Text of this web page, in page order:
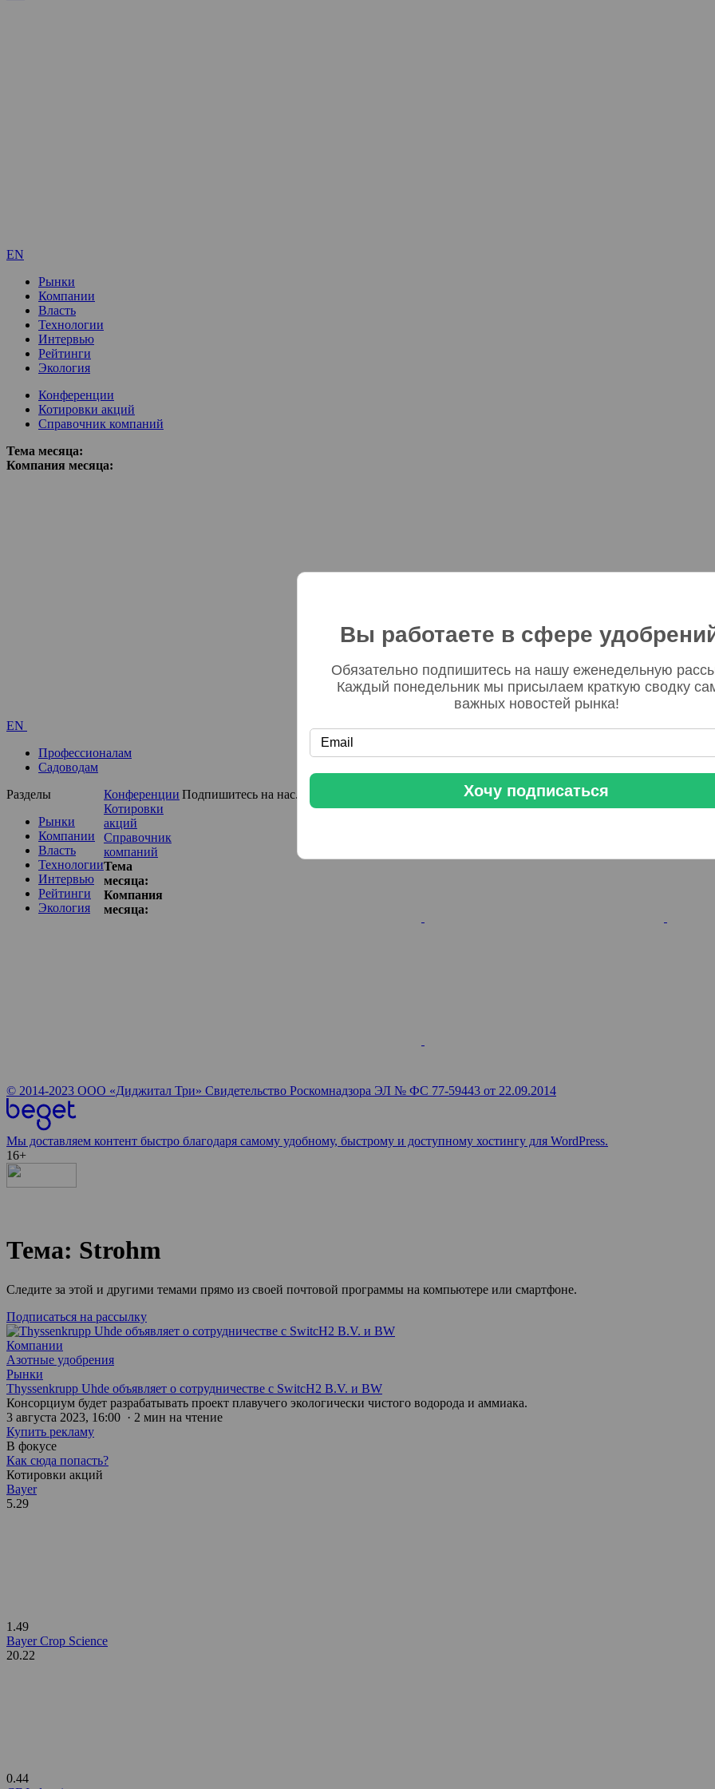
EN
Рынки
Компании
Власть
Технологии
Интервью
Рейтинги
Экология
Конференции
Котировки акций
Справочник компаний
Тема месяца:
Компания месяца:
EN
Профессионалам
Садоводам
Разделы
Рынки
Компании
Власть
Технологии
Интервью
Рейтинги
Экология
Конференции
Котировки
акций
Справочник
компаний
Тема
месяца:
Компания
месяца:
Подпишитесь на нас...
© 2014-2023 ООО «Диджитал Три» Свидетельство Роскомнадзора ЭЛ № ФС 77-59443 от 22.09.2014
Мы доставляем контент быстро благодаря самому удобному, быстрому и доступному хостингу для WordPress.
16+
Тема: Strohm
Следите за этой и другими темами прямо из своей почтовой программы на компьютере или смартфоне.
Подписаться на рассылку
Компании
Азотные удобрения
Рынки
Thyssenkrupp Uhde объявляет о сотрудничестве с SwitcH2 B.V. и BW
Консорциум будет разрабатывать проект плавучего экологически чистого водорода и аммиака.
3 августа 2023, 16:00 · 2 мин на чтение
Купить рекламу
В фокусе
Как сюда попасть?
Котировки акций
Bayer
5.29
1.49
Bayer Crop Science
20.22
0.44
Вы работаете в сфере
Обязательно подпишитесь на нашу еженедельную
Каждый понедельник мы присылаем краткую сводку
важных новостей рынка!
Хочу подписаться